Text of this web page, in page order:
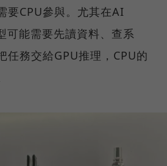
要CPU參與。尤其在AI
能需要先讀資料、查系
任務交給GPU推理，CPU的